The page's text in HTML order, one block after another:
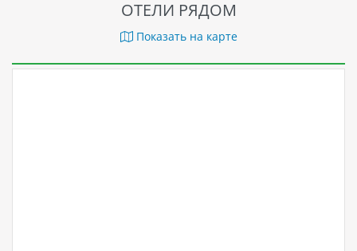
ОТЕЛИ РЯДОМ
Показать на карте